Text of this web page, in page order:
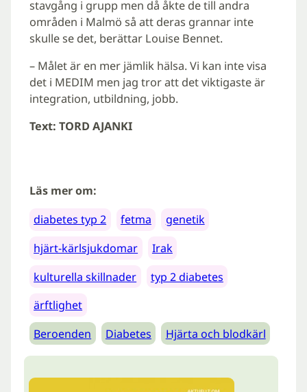
stavgång i grupp men då åkte de till andra
områden i Malmö så att deras grannar inte
skulle se det, berättar Louise Bennet.
– Målet är en mer jämlik hälsa. Vi kan inte visa
det i MEDIM men jag tror att det viktigaste är
integration, utbildning, jobb.
Text: TORD AJANKI
Läs mer om:
diabetes typ 2
fetma
genetik
hjärt-kärlsjukdomar
Irak
kulturella skillnader
typ 2 diabetes
ärftlighet
Beroenden
Diabetes Hjärta och blodkärl